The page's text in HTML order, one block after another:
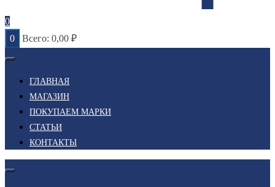
0
0
Всего: 0,00 ₽
ГЛАВНАЯ
МАГАЗИН
ПОКУПАЕМ МАРКИ
СТАТЬИ
КОНТАКТЫ